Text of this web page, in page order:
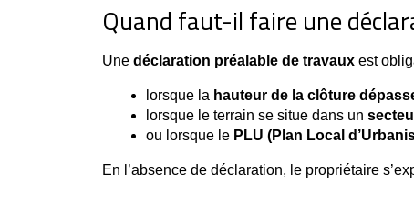
Quand faut-il faire une
Une déclaration préalable de travaux est
lorsque la hauteur de la clôture
lorsque le terrain se situe dans un
ou lorsque le PLU (Plan Local
En l’absence de déclaration, le propriétaire